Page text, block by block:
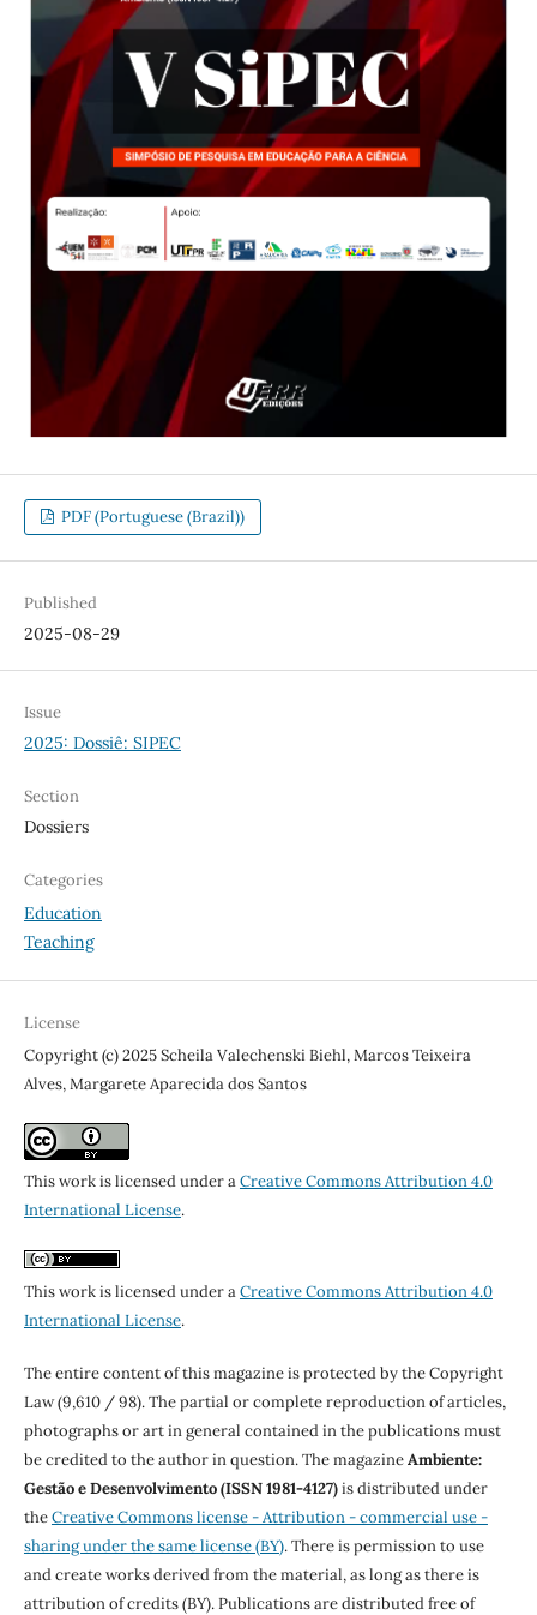
PDF (Portuguese (Brazil))
Published
2025-08-29
Issue
2025: Dossiê: SIPEC
Section
Dossiers
Categories
Education
Teaching
License
Copyright (c) 2025 Scheila Valechenski Biehl, Marcos Teixeira
Alves, Margarete Aparecida dos Santos
This work is licensed under aCreative Commons Attribution 4.0
International License.
This work is licensed under aCreative Commons Attribution 4.0
International License.
The entire content of this magazine is protected by the Copyright
Law (9,610 / 98). The partial or complete reproduction of articles,
photographs or art in general contained in the publications must
be credited to the author in question. The magazineAmbiente:
Gestão e Desenvolvimento (ISSN 1981-4127)is distributed under
theCreative Commons license - Attribution - commercial use -
sharing under the same license (BY). There is permission to use
and create works derived from the material, as long as there is
attribution of credits (BY). Publications are distributed free of